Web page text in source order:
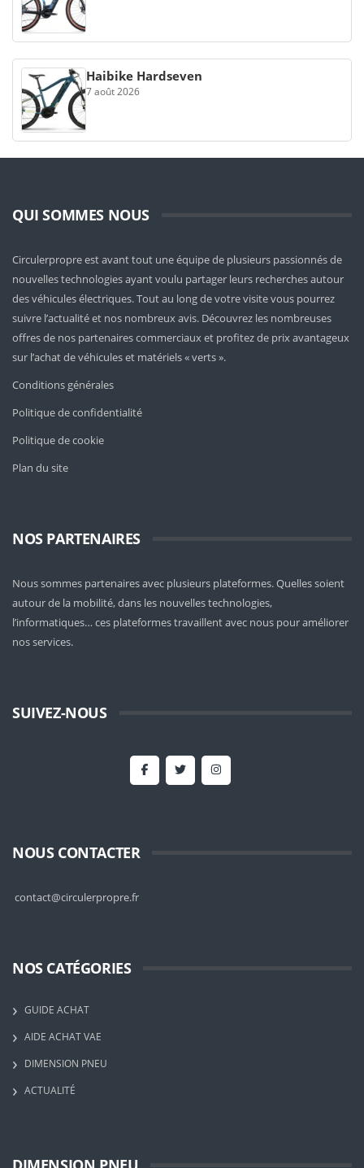
Haibike Hardseven
7 août 2026
QUI SOMMES NOUS
Circulerpropre est avant tout une équipe de plusieurs passionnés de
nouvelles technologies ayant voulu partager leurs recherches autour
des véhicules électriques. Tout au long de votre visite vous pourrez
suivre l’actualité et nos nombreux avis. Découvrez les nombreuses
offres de nos partenaires commerciaux et profitez de prix avantageux
sur l’achat de véhicules et matériels « verts ».
Conditions générales
Politique de confidentialité
Politique de cookie
Plan du site
NOS PARTENAIRES
Nous sommes partenaires avec plusieurs plateformes. Quelles soient
autour de la mobilité, dans les nouvelles technologies,
l’informatiques… ces plateformes travaillent avec nous pour améliorer
nos services.
SUIVEZ-NOUS
NOUS CONTACTER
contact@circulerpropre.fr
NOS CATÉGORIES
GUIDE ACHAT
AIDE ACHAT VAE
DIMENSION PNEU
ACTUALITÉ